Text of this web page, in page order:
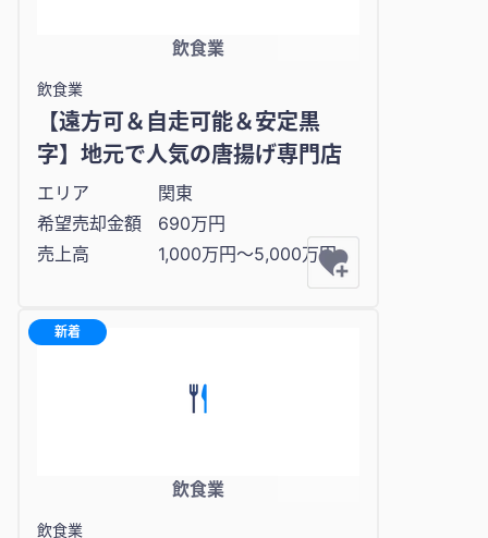
飲食業
飲食業
【遠方可＆自走可能＆安定黒
字】地元で人気の唐揚げ専門店
エリア
関東
希望売却金額
690万円
売上高
1,000万円〜5,000万円
新着
飲食業
飲食業